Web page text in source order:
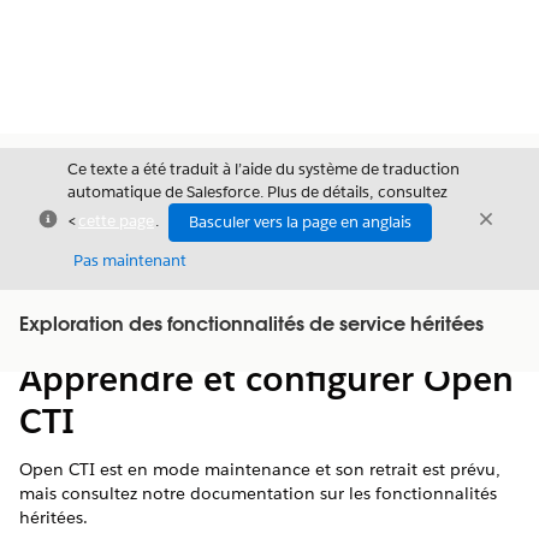
Fermer
Ce texte a été traduit à l’aide du système de traduction
automatique de Salesforce. Plus de détails, consultez
<cette page .
Basculer vers la page en anglais
Pas maintenant
Fermer
Exploration des fonctionnalités de service héritées
Afficher la table des matières
Table des
Apprendre et configurer Open
CTI
Open CTI est en mode maintenance et son retrait est prévu,
mais consultez notre documentation sur les fonctionnalités
héritées.